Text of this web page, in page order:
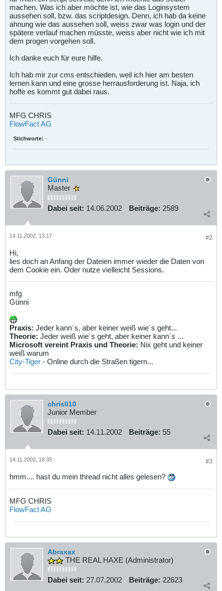
machen. Was ich aber möchte ist, wie das Loginsystem
aussehen soll, bzw. das scriptdesign. Denn, ich hab da keine
ahnung wie das aussehen soll, weiss zwar was login und der
spätere verlauf machen müsste, weiss aber nicht wie ich mit
dem progen vorgehen soll.
Ich danke euch für eure hilfe.
Ich hab mir zur cms entschieden, weil ich hier am besten
lernen kann und eine grosse herrausforderung ist. Naja, ich
hoffe es kommt gut dabei raus.
MFG CHRIS
FlowFact AG
Stichworte: -
Günni
Master
Dabei seit: 14.06.2002 Beiträge: 2589
#2
14.11.2002, 13:17
Hi,
lies doch an Anfang der Dateien immer wieder die Daten von
dem Cookie ein. Oder nutze vielleicht Sessions.
mfg
Günni
Praxis: Jeder kann´s, aber keiner weiß wie´s geht...
Theorie: Jeder weiß wie´s geht, aber keiner kann´s ...
Microsoft vereint Praxis und Theorie: Nix geht und keiner
weiß warum
City-Tiger - Online durch die Straßen tigern...
chris010
Junior Member
Dabei seit: 14.11.2002 Beiträge: 55
#3
14.11.2002, 18:35
hmm.... hast du mein thread nicht alles gelesen?
MFG CHRIS
FlowFact AG
Abraxax
THE REAL HAXE (Administrator)
Dabei seit: 27.07.2002 Beiträge: 22623